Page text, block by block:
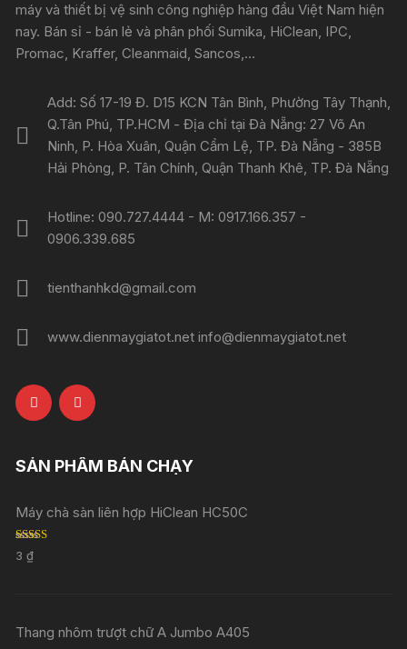
máy và thiết bị vệ sinh công nghiệp hàng đầu Việt Nam hiện
nay. Bán sỉ - bán lẻ và phân phối Sumika, HiClean, IPC,
Promac, Kraffer, Cleanmaid, Sancos,...
Add: Số 17-19 Đ. D15 KCN Tân Bình, Phường Tây Thạnh,
Q.Tân Phú, TP.HCM - Địa chỉ tại Đà Nẵng: 27 Võ An
Ninh, P. Hòa Xuân, Quận Cẩm Lệ, TP. Đà Nẵng - 385B
Hải Phòng, P. Tân Chính, Quận Thanh Khê, TP. Đà Nẵng
Hotline: 090.727.4444 - M: 0917.166.357 -
0906.339.685
tienthanhkd@gmail.com
www.dienmaygiatot.net info@dienmaygiatot.net
SẢN PHẨM BÁN CHẠY
Máy chà sàn liên hợp HiClean HC50C
Rated
out of 5
3₫
Thang nhôm trượt chữ A Jumbo A405